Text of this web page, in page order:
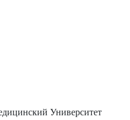
Университет